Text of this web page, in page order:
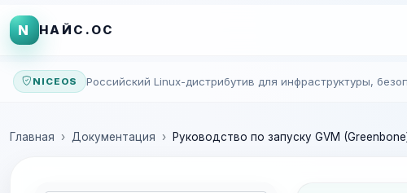
N НАЙС.ОС
NICEOS Российский Linux-дистрибутив для инфраструктуры,
Главная Документация Руководство по запуску GVM